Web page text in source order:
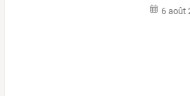
6 août